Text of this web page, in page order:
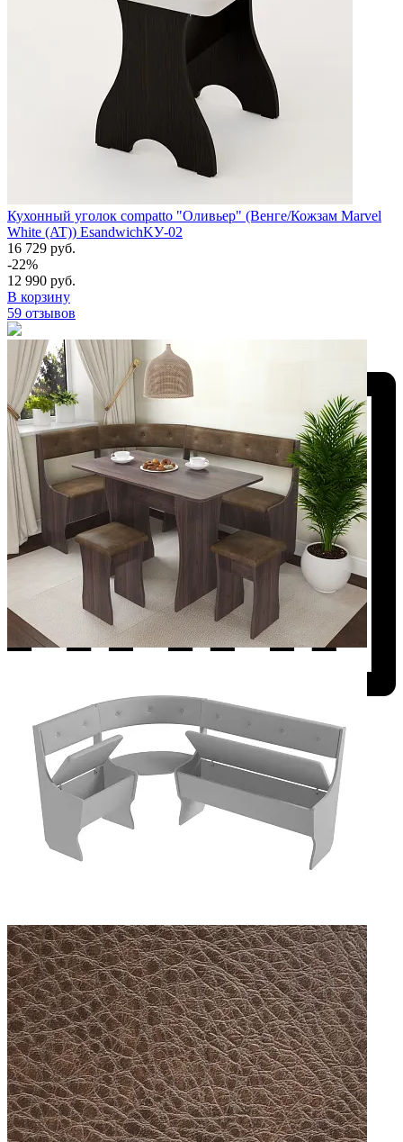
Кухонный уголок compatto "Оливьер" (Венге/Кожзам Marvel
White (AT)) EsandwichKУ-02
16 729 руб.
-22%
12 990 руб.
В корзину
59 отзывов
Добавить к сравнению